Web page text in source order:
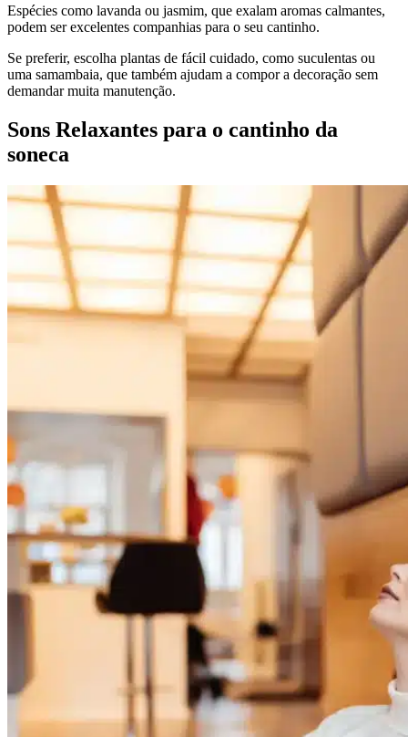
Espécies como lavanda ou jasmim, que exalam aromas calmantes,
podem ser excelentes companhias para o seu cantinho.
Se preferir, escolha plantas de fácil cuidado, como suculentas ou
uma samambaia, que também ajudam a compor a decoração sem
demandar muita manutenção.
Sons Relaxantes para o cantinho da
soneca